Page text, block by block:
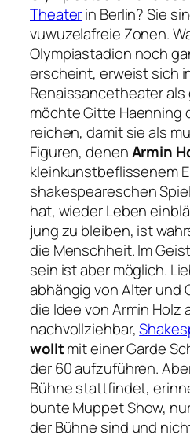
Theaterin Berlin? Sie
vuwuzelafreie Zonen.
Olympiastadion noch
erscheint, erweist sich
Renaissancetheater als
möchte Gitte Haenning
reichen, damit sie als
Figuren, denenArmin
kleinkunstbeflissenem
shakespeareschen
hat, wieder Leben
jung zu bleiben, ist
die Menschheit. Im
sein ist aber möglich.
abhängig von Alter und
die Idee von Armin Holz
nachvollziehbar, 
wolltmit einer Garde
der 60 aufzuführen.
Bühne stattfindet,
bunte Muppet Show,
der Bühne sind und